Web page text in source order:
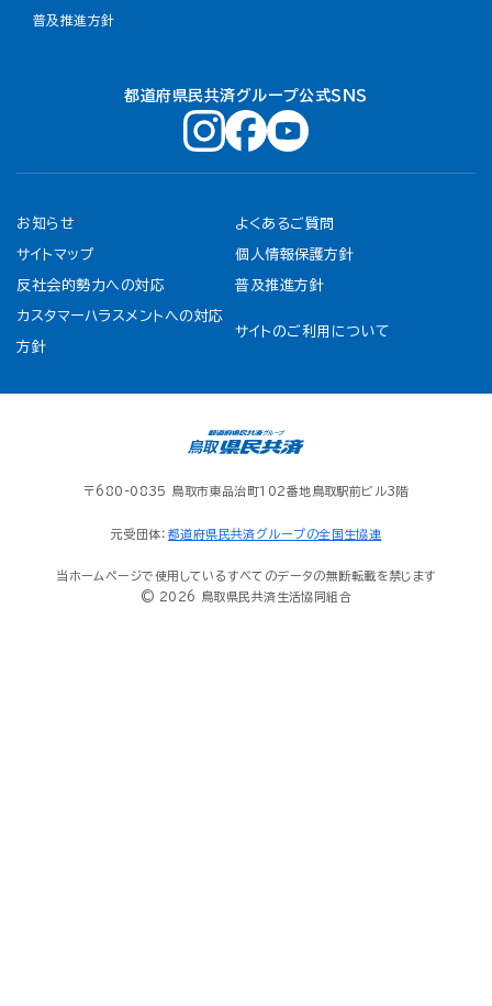
普及推進方針
都道府県民共済グループ公式ＳＮＳ
お知らせ よくあるご質問
サイトマップ 個人情報保護方針
反社会的勢力への対応 普及推進方針
カスタマーハラスメントへの対応
方針
サイトのご利用について
〒680-0835 鳥取市東品治町102番地鳥取駅前ビル3階
元受団体： 都道府県民共済グループの全国生協連
当ホームページで使用しているすべてのデータの無断転載を禁じます
© 2026 鳥取県民共済生活協同組合